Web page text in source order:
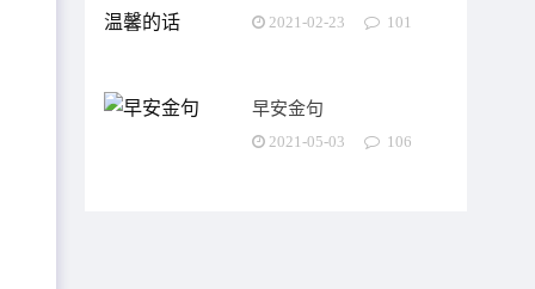
2021-02-23 101
早安金句
2021-05-03 106